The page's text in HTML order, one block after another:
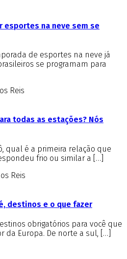
esportes na neve sem se
de esportes na neve já
se programam para
Reis
todas as estações? Nós
qual é a primeira relação que
frio ou similar a […]
Reis
destinos e o que fazer
obrigatórios para você que
da Europa. De norte a sul, […]